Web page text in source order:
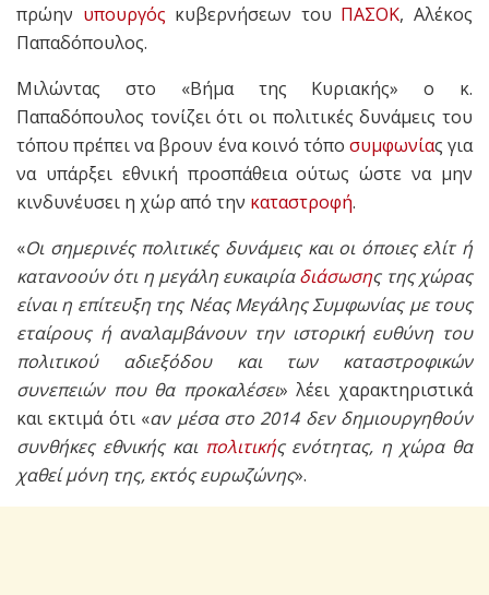
πρώην υπουργός κυβερνήσεων του ΠΑΣΟΚ, Αλέκος
Παπαδόπουλος.
Μιλώντας στο «Βήμα της Κυριακής» ο κ.
Παπαδόπουλος τονίζει ότι οι πολιτικές δυνάμεις του
τόπου πρέπει να βρουν ένα κοινό τόπο συμφωνίας για
να υπάρξει εθνική προσπάθεια ούτως ώστε να μην
κινδυνέυσει η χώρ από την καταστροφή.
«Οι σημερινές πολιτικές δυνάμεις και οι όποιες ελίτ ή
κατανοούν ότι η μεγάλη ευκαιρίαδιάσωσης της χώρας
είναι η επίτευξη της Νέας Μεγάλης Συμφωνίας με τους
εταίρους ή αναλαμβάνουν την ιστορική ευθύνη του
πολιτικού αδιεξόδου και των καταστροφικών
συνεπειών που θα προκαλέσει» λέει χαρακτηριστικά
και εκτιμά ότι «αν μέσα στο 2014 δεν δημιουργηθούν
συνθήκες εθνικής και πολιτικής ενότητας, η χώρα θα
χαθεί μόνη της, εκτός ευρωζώνης».